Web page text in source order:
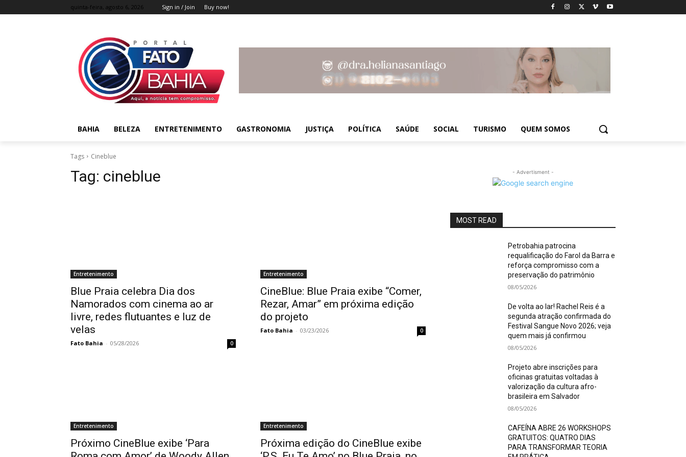
quinta-feira, agosto 6, 2026 Sign in / Join Buy now!
BAHIA BELEZA ENTRETENIMENTO GASTRONOMIA JUSTIÇA POLÍTICA SAÚDE SOCIAL TURISMO QUEM SOMOS
Tags Cineblue
Tag: cineblue
Entretenimento
Blue Praia celebra Dia dos
Namorados com cinema ao ar
livre, redes flutuantes e luz de
velas
Fato Bahia - 05/28/2026 0
Entretenimento
CineBlue: Blue Praia exibe “Comer,
Rezar, Amar” em próxima edição
do projeto
Fato Bahia - 03/23/2026 0
Entretenimento
Próximo CineBlue exibe ‘Para
Entretenimento
Próxima edição do CineBlue exibe
- Advertisment -
MOST READ
Petrobahia patrocina
requalificação do Farol da Barra e
reforça compromisso com a
preservação do patrimônio
08/05/2026
De volta ao lar! Rachel Reis é a
segunda atração confirmada do
Festival Sangue Novo 2026; veja
quem mais já confirmou
08/05/2026
Projeto abre inscrições para
oficinas gratuitas voltadas à
valorização da cultura afro-
brasileira em Salvador
08/05/2026
CAFEÍNA ABRE 26 WORKSHOPS
GRATUITOS: QUATRO DIAS
PARA TRANSFORMAR TEORIA